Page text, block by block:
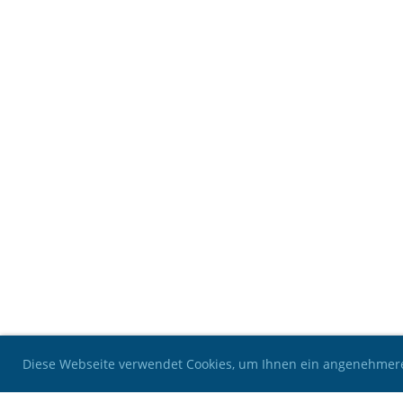
Diese Webseite verwendet Cookies, um Ihnen ein